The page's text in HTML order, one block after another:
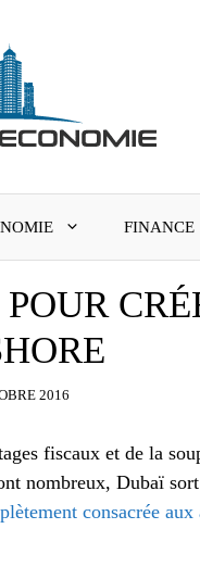
FINANCE
2016
fiscaux et de la
nombreux, Dubaï
consacrée aux